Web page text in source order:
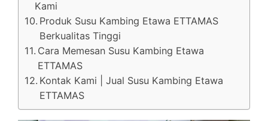
Kami
Produk Susu Kambing Etawa ETTAMAS
Berkualitas Tinggi
Cara Memesan Susu Kambing Etawa
ETTAMAS
Kontak Kami | Jual Susu Kambing Etawa
ETTAMAS